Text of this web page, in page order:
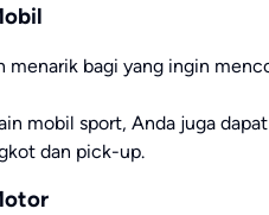
menarik bagi yang ingin
mobil sport, Anda juga
dan pick-up.